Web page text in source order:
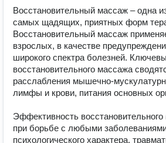
Восстановительный массаж – одна
самых щадящих, приятных форм
Восстановительный массаж
взрослых, в качестве
широкого спектра болезней.
восстановительного массажа
расслабления мышечно-
лимфы и крови, питания основных
Эффективность
при борьбе с любыми заболеваниями
психологического характера,